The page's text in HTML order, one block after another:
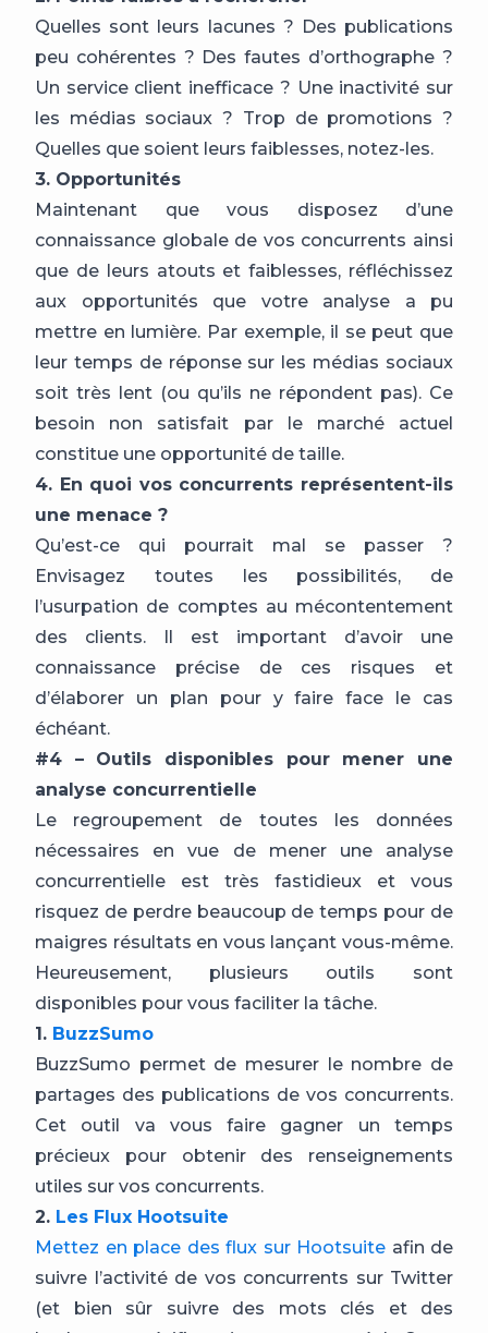
Quelles sont leurs lacunes ? Des publications
peu cohérentes ? Des fautes d’orthographe ?
Un service client inefficace ? Une inactivité sur
les médias sociaux ? Trop de promotions ?
Quelles que soient leurs faiblesses, notez-les.
3. Opportunités
Maintenant que vous disposez d’une
connaissance globale de vos concurrents ainsi
que de leurs atouts et faiblesses, réfléchissez
aux opportunités que votre analyse a pu
mettre en lumière. Par exemple, il se peut que
leur temps de réponse sur les médias sociaux
soit très lent (ou qu’ils ne répondent pas). Ce
besoin non satisfait par le marché actuel
constitue une opportunité de taille.
4. En quoi vos concurrents représentent-ils
une menace ?
Qu’est-ce qui pourrait mal se passer ?
Envisagez toutes les possibilités, de
l’usurpation de comptes au mécontentement
des clients. Il est important d’avoir une
connaissance précise de ces risques et
d’élaborer un plan pour y faire face le cas
échéant.
#4 – Outils disponibles pour mener une
analyse concurrentielle
Le regroupement de toutes les données
nécessaires en vue de mener une analyse
concurrentielle est très fastidieux et vous
risquez de perdre beaucoup de temps pour de
maigres résultats en vous lançant vous-même.
Heureusement, plusieurs outils sont
disponibles pour vous faciliter la tâche.
1. BuzzSumo
BuzzSumo permet de mesurer le nombre de
partages des publications de vos concurrents.
Cet outil va vous faire gagner un temps
précieux pour obtenir des renseignements
utiles sur vos concurrents.
2. Les Flux Hootsuite
Mettez en place des flux sur Hootsuite afin de
suivre l’activité de vos concurrents sur Twitter
(et bien sûr suivre des mots clés et des